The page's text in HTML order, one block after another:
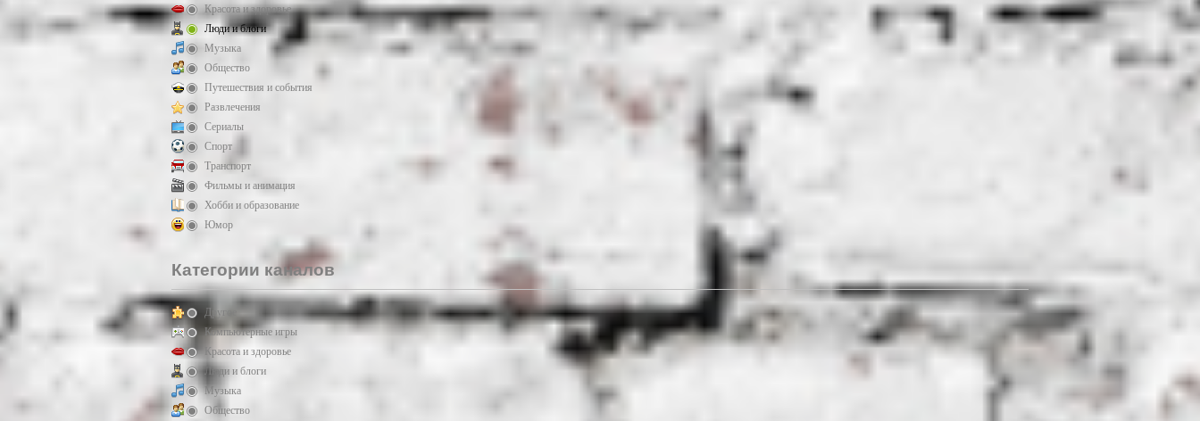
Красота и здоровье
Люди и блоги
Музыка
Общество
Путешествия и события
Развлечения
Сериалы
Спорт
Транспорт
Фильмы и анимация
Хобби и образование
Юмор
Категории каналов
Другое
Компьютерные игры
Красота и здоровье
Люди и блоги
Музыка
Общество